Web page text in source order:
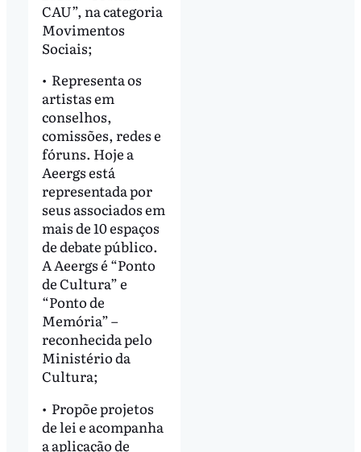
CAU”, na categoria
Movimentos
Sociais;
•⁠ ⁠Representa os
artistas em
conselhos,
comissões, redes e
fóruns. Hoje a
Aeergs está
representada por
seus associados em
mais de 10 espaços
de debate público.
A Aeergs é “Ponto
de Cultura” e
“Ponto de
Memória” –
reconhecida pelo
Ministério da
Cultura;
•⁠ ⁠Propõe projetos
de lei e acompanha
a aplicação de